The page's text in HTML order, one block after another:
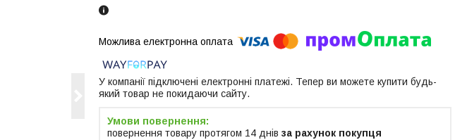
У компанії підключені електронні платежі. Тепер ви можете купити будь-
який товар не покидаючи сайту.
повернення товару протягом 14 днів за рахунок покупця